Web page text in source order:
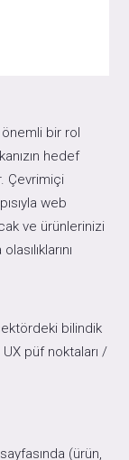
önemli bir rol
hedef
Çevrimiçi
web
ve ürünlerinizi
bilindik
püf noktaları /
(ürün,